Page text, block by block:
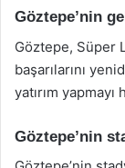
Göztepe’nin
Göztepe, Süper
başarılarını
yatırım
Göztepe’nin